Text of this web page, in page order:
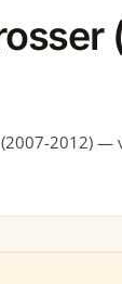
2012) —